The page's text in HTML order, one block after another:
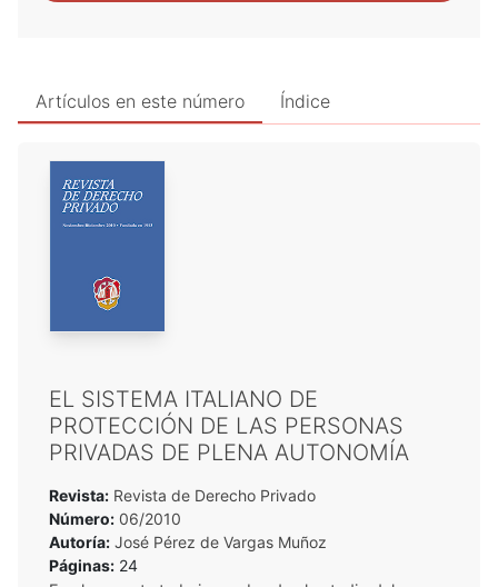
Artículos en este número Índice
EL SISTEMA ITALIANO DE
PROTECCIÓN DE LAS PERSONAS
PRIVADAS DE PLENA AUTONOMÍA
Revista: Revista de Derecho Privado
Número: 06/2010
Autoría: José Pérez de Vargas Muñoz
Páginas: 24